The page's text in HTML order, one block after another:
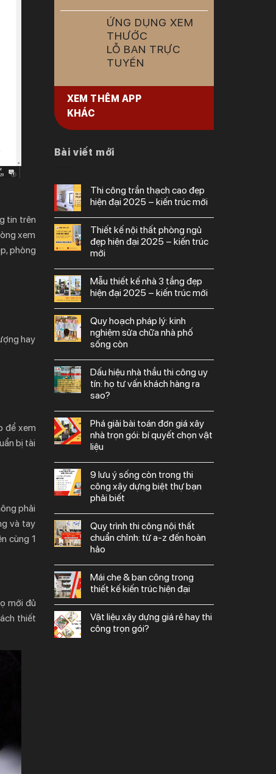
tin trên
xem
phòng
hay
để xem
bị tài
phải
và tay
cùng 1
mới đủ
thiết
ỨNG DỤNG XEM
THƯỚC
LỖ BAN TRỰC
TUYẾN
XEM THÊM APP
KHÁC
Bài viết mới
thi công trần thạch cao đẹp
hiện đại 2025 – kiến trúc mới
thiết kế nội thất phòng ngủ
đẹp hiện đại 2025 – kiến trúc
mới
mẫu thiết kế nhà 3 tầng đẹp
hiện đại 2025 – kiến trúc mới
quy hoạch pháp lý: kinh
nghiệm sửa chữa nhà phố
sống còn
dấu hiệu nhà thầu thi công uy
tín: họ tư vấn khách hàng ra
sao?
phá giải bài toán đơn giá xây
nhà trọn gói: bí quyết chọn vật
liệu
9 lưu ý sống còn trong thi
công xây dựng biệt thự bạn
phải biết
quy trình thi công nội thất
chuẩn chỉnh: từ a-z đến hoàn
hảo
mái che & ban công trong
thiết kế kiến trúc hiện đại
vật liệu xây dựng giá rẻ hay thi
công trọn gói?